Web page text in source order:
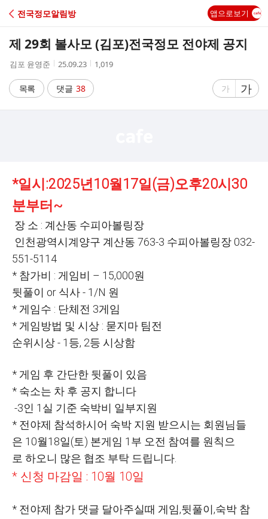
C
A
전국정모알림방 앱으로보기
제 29회 볼사모 (김포)전국정모 전야제 공지
작
자
김포 윤영준
작
시
간
25.09.23
조
1,019
목록 댓글 38
글
게
가
글
자
게
가
*일시:2025년10월17일(금)오후20시30
분부터~
장 소 : 계산동 수피아볼링장
인천광역시계양구 계산동 763-3 수피아볼링장 032-
551-5114
* 참가비 : 게임비 – 15,000원
뒷풀이 or 식사 - 1/N 원
* 게임수 : 단체전 3게임
* 게임방법 및 시상 : 묻지마 팀전
순위시상 - 1등, 2등 시상함
* 게임 후 간단한 뒷풀이 있음
* 숙소는 차 후 공지 합니다
-3인 1실 기준 숙박비 일부지원
* 전야제 참석하시어 숙박 지원 받으시는 회원님들
은 10월18일(토) 본게임 1부 오전 참여를 원칙으
로 하오니 많은 협조 부탁 드립니다.
* 신청 마감일 : 10월 10일
* 전야제 참가 댓글 달아주실때 게임,뒷풀이,숙박 참